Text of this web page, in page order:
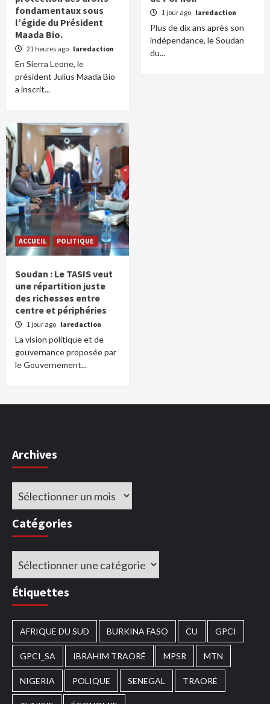
fondamentaux sous
l’égide du Président
Maada Bio.
21 heures ago laredaction
En Sierra Leone, le
président Julius Maada Bio
a inscrit...
1 jour ago laredaction
Plus de dix ans après son
indépendance, le Soudan
du...
ACCUEIL POLITIQUE
Soudan : Le TASIS veut
une répartition juste
des richesses entre
centre et périphéries
1 jour ago laredaction
La vision politique et de
gouvernance proposée par
le Gouvernement...
Archives
Archives
Catégories
Catégories
Étiquettes
AFRIQUE DU SUD BURKINA FASO CU GPCI
GPCI_SA IBRAHIM TRAORÉ MPSR MTN
NIGERIA POLIQUE SENEGAL TRAORÉ